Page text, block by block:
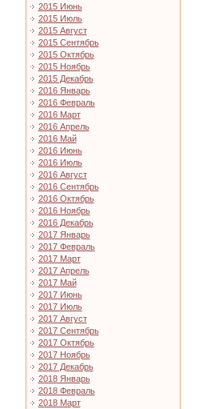
2015 Июнь
2015 Июль
2015 Август
2015 Сентябрь
2015 Октябрь
2015 Ноябрь
2015 Декабрь
2016 Январь
2016 Февраль
2016 Март
2016 Апрель
2016 Май
2016 Июнь
2016 Июль
2016 Август
2016 Сентябрь
2016 Октябрь
2016 Ноябрь
2016 Декабрь
2017 Январь
2017 Февраль
2017 Март
2017 Апрель
2017 Май
2017 Июнь
2017 Июль
2017 Август
2017 Сентябрь
2017 Октябрь
2017 Ноябрь
2017 Декабрь
2018 Январь
2018 Февраль
2018 Март